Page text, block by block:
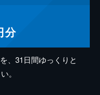
分
、31日間ゆっくりと
。